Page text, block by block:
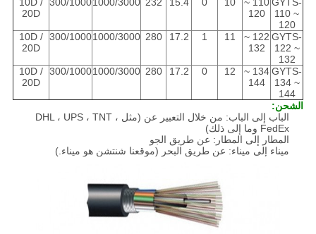
GYTS-
110 ~
120
110 ~
120
10
0
15.4
232
1000/3000
300/1000
10D /
20D
GYTS-
122 ~
132
122 ~
132
11
1
17.2
280
1000/3000
300/1000
10D /
20D
GYTS-
134 ~
144
134 ~
144
12
0
17.2
280
1000/3000
300/1000
10D /
20D
الشحن:
الباب إلى الباب: من خلال التعبير عن (مثل DHL ، UPS ، TNT ،
FedEx وما إلى ذلك)
المطار إلى المطار: عن طريق الجو
ميناء إلى ميناء: عن طريق البحر (موقعنا شنتشن هو ميناء.)